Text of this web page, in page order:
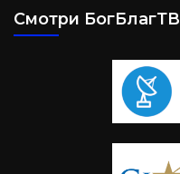
Смотри БогБлагТВ